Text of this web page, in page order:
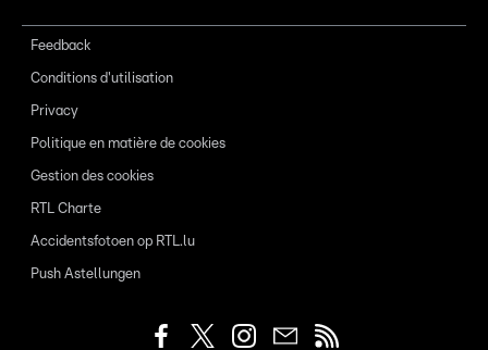
Feedback
Conditions d'utilisation
Privacy
Politique en matière de cookies
Gestion des cookies
RTL Charte
Accidentsfotoen op RTL.lu
Push Astellungen